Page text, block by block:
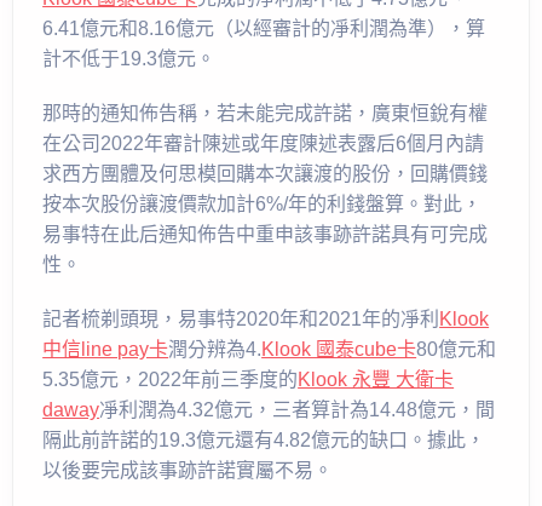
6.41億元和8.16億元（以經審計的凈利潤為準），算
計不低于19.3億元。
那時的通知佈告稱，若未能完成許諾，廣東恒銳有權
在公司2022年審計陳述或年度陳述表露后6個月內請
求西方團體及何思模回購本次讓渡的股份，回購價錢
按本次股份讓渡價款加計6%/年的利錢盤算。對此，
易事特在此后通知佈告中重申該事跡許諾具有可完成
性。
記者梳剃頭現，易事特2020年和2021年的凈利 Klook
中信line pay卡潤分辨為4.Klook 國泰cube卡80億元和
5.35億元，2022年前三季度的Klook 永豐 大衛卡
daway凈利潤為4.32億元，三者算計為14.48億元，間
隔此前許諾的19.3億元還有4.82億元的缺口。據此，
以後要完成該事跡許諾實屬不易。